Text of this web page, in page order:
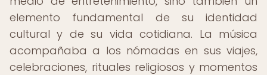
elemento fundamental de su identidad
cultural y de su vida cotidiana. La música
acompañaba a los nómadas en sus viajes,
celebraciones, rituales religiosos y momentos